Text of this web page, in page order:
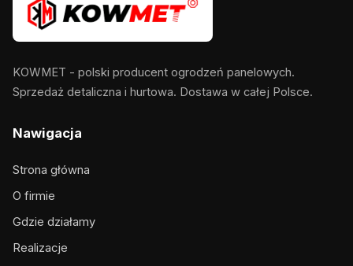
KOWMET - polski producent ogrodzeń panelowych.
Sprzedaż detaliczna i hurtowa. Dostawa w całej Polsce.
Nawigacja
Strona główna
O firmie
Gdzie działamy
Realizacje